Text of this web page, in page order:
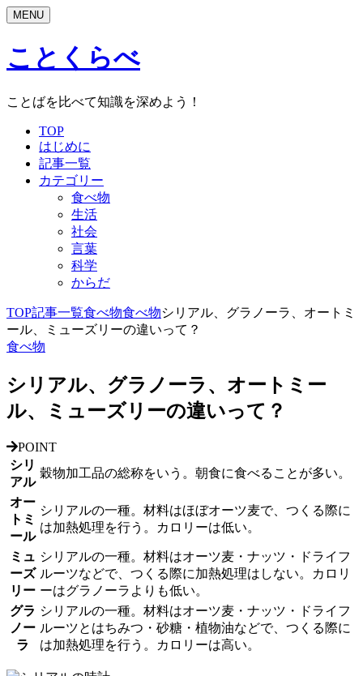
MENU
ことくらべ
ことばを比べて知識を深めよう！
TOP
はじめに
記事一覧
カテゴリー
食べ物
生活
社会
言葉
科学
からだ
TOP記事一覧食べ物食べ物シリアル、グラノーラ、オートミ
ール、ミューズリーの違いって？
食べ物
シリアル、グラノーラ、オートミー
ル、ミューズリーの違いって？
POINT
シリ
アル
穀物加工品の総称をいう。朝食に食べることが多い。
オー
トミ
ール
シリアルの一種。材料はほぼオーツ麦で、つくる際に
は加熱処理を行う。カロリーは低い。
ミュ
ーズ
リー
シリアルの一種。材料はオーツ麦・ナッツ・ドライフ
ルーツなどで、つくる際に加熱処理はしない。カロリ
ーはグラノーラよりも低い。
グラ
ノー
ラ
シリアルの一種。材料はオーツ麦・ナッツ・ドライフ
ルーツとはちみつ・砂糖・植物油などで、つくる際に
は加熱処理を行う。カロリーは高い。